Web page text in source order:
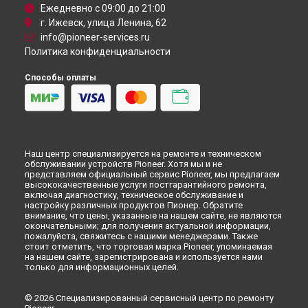
Ежедневно с 09:00 до 21:00
г. Ижевск, улица Ленина, 62
info@pioneer-services.ru
Политика конфиденциальности
Способы оплаты
Наш центр специализируется на ремонте и техническом
обслуживании устройств Pioneer. Хотя мы и не
представляем официальный сервис Pioneer, мы предлагаем
высококачественные услуги постгарантийного ремонта,
включая диагностику, техническое обслуживание и
настройку различных продуктов Пионер. Обратите
внимание, что цены, указанные на нашем сайте, не являются
окончательными; для получения актуальной информации,
пожалуйста, свяжитесь с нашими менеджерами. Также
стоит отметить, что торговая марка Pioneer, упоминаемая
на нашем сайте, зарегистрирована и используется нами
только для информационных целей.
© 2026 Специализированный сервисный центр по ремонту